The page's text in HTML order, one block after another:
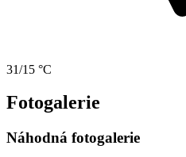
31/15 °C
Fotogalerie
Náhodná fotogalerie